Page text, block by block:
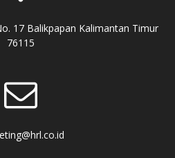
17 Balikpapan Kalimantan Timur
76115